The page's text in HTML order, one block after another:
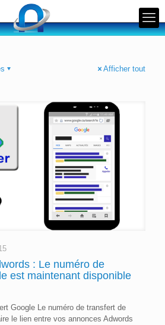
Afficher tout
: Le numéro de
est maintenant disponible
Google Le numéro de transfert de
le lien entre vos annonces Adwords